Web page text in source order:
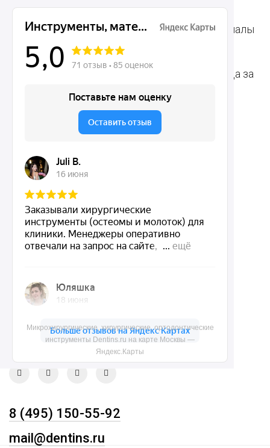
Микрохирургические, хирургические, ортодонтические
инструменты Dentins.ru на карте Москвы —
Яндекс.Карты
инструменты
Ортодонтические
инструменты
Терапевтические
инструменты
Ортопедические
материалы
Расходные материалы
Средства для ухода за
полостью рта
Зубным техникам
Dentins.ru
Акции
О нас
Политика конфиденциальности
Карта сайта
Контакты
8 (495) 150-55-92
mail@dentins.ru